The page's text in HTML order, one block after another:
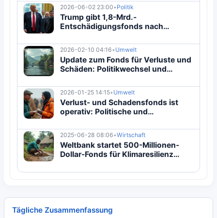
2026-06-02 23:00• Politik
Trump gibt 1,8-Mrd.-
Entschädigungsfonds nach
2026-02-10 04:16• Umwelt
Update zum Fonds für Verluste und
Schäden: Politikwechsel und
2026-01-25 14:15• Umwelt
Verlust- und Schadensfonds ist
operativ: Politische und
2025-06-28 08:06•Wirtschaft
Weltbank startet 500-Millionen-
Dollar-Fonds für Klimaresilienz
Tägliche Zusammenfassung